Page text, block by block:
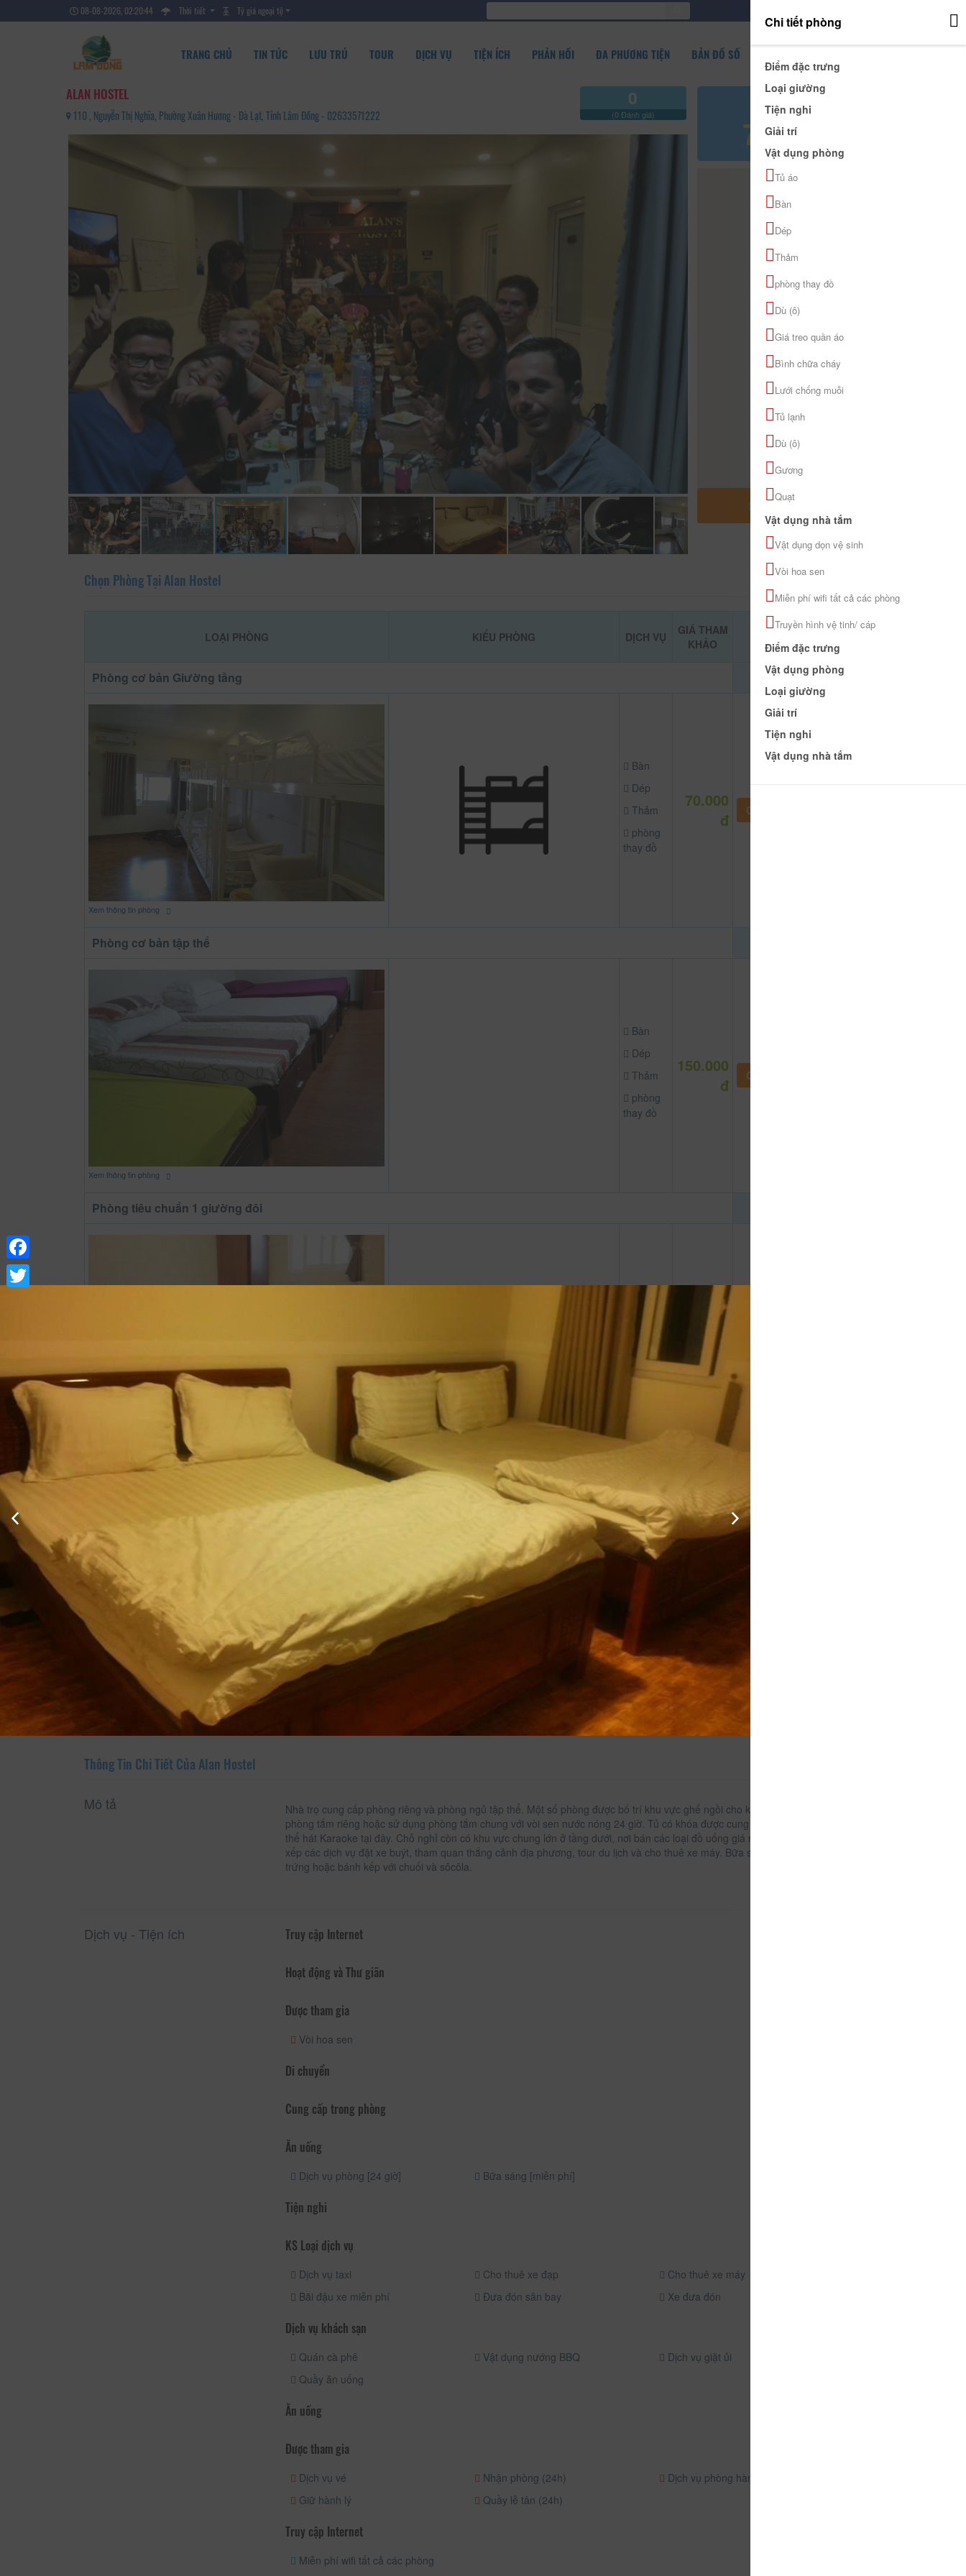
08-08-2026, 02:20:45 Thời tiết Tỷ giá ngoại tệ
TRANG CHỦ TIN TỨC LƯU TRÚ TOUR DỊCH VỤ TIỆN ÍCH PHẢN HỒI ĐA PHƯƠNG TIỆN BẢN ĐỒ SỐ
ALAN HOSTEL
110 , Nguyễn Thị Nghĩa, Phường Xuân Hương - Đà Lạt, Tỉnh Lâm Đồng - 02633571222
0
(0 Đánh giá) 70.000 đ
MỞ RỘNG BẢN ĐỒ
Chọn Phòng Tại Alan Hostel
LOẠI PHÒNG KIỂU PHÒNG DỊCH VỤ
GIÁ THAM
KHẢO
Phòng cơ bản Giường tầng
Xem thông tin phòng
Bàn
Dép
Thảm
phòng
thay đồ
70.000
đ
CHƯA KHAI BÁO PHÒNG
Phòng cơ bản tập thể
Xem thông tin phòng
Bàn
Dép
Thảm
phòng
thay đồ
150.000
đ
CHƯA KHAI BÁO PHÒNG
Phòng tiêu chuẩn 1 giường đôi
Tủ áo
Bàn
Dép
Thảm
250.000
đ
Phòng tiêu chuẩn 2 giường
Xem thông tin phòng
Thông Tin Chi Tiết Của Alan Hostel
Mô tả
Nhà trọ cung cấp phòng riêng và phòng ngủ tập thể. Một số phòng được bố trí khu vực ghế ngồi cho khách thư giãn. Các phòng có
phòng tắm riêng hoặc sử dụng phòng tắm chung với vòi sen nước nóng 24 giờ. Tủ có khóa được cung cấp miễn phí. Du khách có
thể hát Karaoke tại đây. Chỗ nghỉ còn có khu vực chung lớn ở tầng dưới, nơi bán các loại đồ uống giá rẻ. Nhà trọ cũng có thể sắp
xếp các dịch vụ đặt xe buýt, tham quan thắng cảnh địa phương, tour du lịch và cho thuê xe máy. Bữa sáng bao gồm bánh mỳ và
trứng hoặc bánh kếp với chuối và sôcôla.
Dịch vụ - Tiện ích Truy cập Internet
Hoạt động và Thư giãn
Được tham gia
Vòi hoa sen
Di chuyển
Cung cấp trong phòng
Ăn uống
Dịch vụ phòng [24 giờ] Bữa sáng [miễn phí]
Tiện nghi
KS Loại dịch vụ
Dịch vụ taxi Cho thuê xe đạp
Cho thuê xe máy
Bãi đậu xe miễn phí
Đưa đón sân bay Xe đưa đón
Dịch vụ khách sạn
Quán cà phê Vật dụng nướng BBQ
Dịch vụ giặt ủi
Quầy ăn uống
Ăn uống
Được tham gia
Dịch vụ vé Nhận phòng (24h)
Dịch vụ phòng hàng ngày
Giữ hành lý
Quầy lễ tân (24h)
Truy cập Internet
Miễn phí wifi tất cả các phòng
Chi tiết phòng
Điểm đặc trưng
Loại giường
Tiện nghi
Giải trí
Vật dụng phòng
Tủ áo
Bàn
Dép
Thảm
phòng thay đồ
Dù (ô)
Giá treo quần áo
Bình chữa cháy
Lưới chống muỗi
Tủ lạnh
Dù (ô)
Gương
Quạt
Vật dụng nhà tắm
Vật dụng dọn vệ sinh
Vòi hoa sen
Miễn phí wifi tất cả các phòng
Truyền hình vệ tinh/ cáp
Điểm đặc trưng
Vật dụng phòng
Loại giường
Giải trí
Tiện nghi
Vật dụng nhà tắm
Facebook